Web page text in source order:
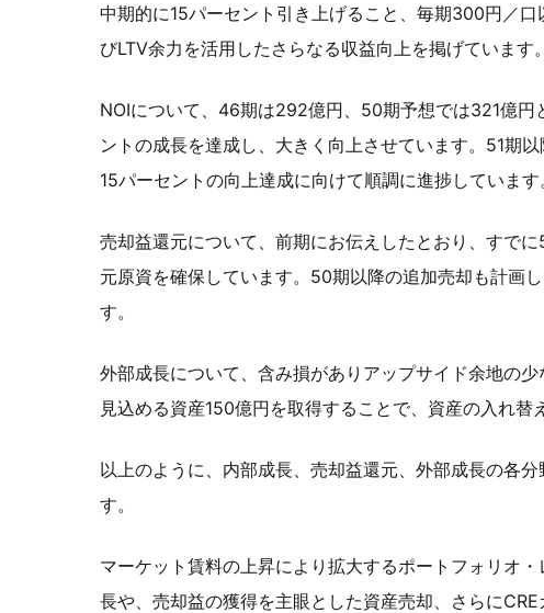
中期的に15パーセント引き上げること、毎期300円／
びLTV余力を活用したさらなる収益向上を掲げています。
NOIについて、46期は292億円、50期予想では321億
ントの成長を達成し、大きく向上させています。51期
15パーセントの向上達成に向けて順調に進捗しています
売却益還元について、前期にお伝えしたとおり、すで
元原資を確保しています。50期以降の追加売却も計画
す。
外部成長について、含み損がありアップサイド余地の
見込める資産150億円を取得することで、資産の入れ替
以上のように、内部成長、売却益還元、外部成長の各
す。
マーケット賃料の上昇により拡大するポートフォリオ
長や、売却益の獲得を主眼とした資産売却、さらに